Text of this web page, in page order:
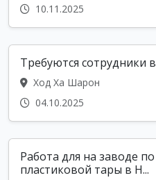
10.11.2025
Требуются сотрудники
Ход Ха Шарон
04.10.2025
Работа для на заводе
пластиковой тары в Н...